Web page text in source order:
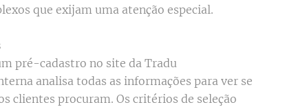
que exijam uma atenção especial.
pré-cadastro no site da Tradu
analisa todas as informações para ver se
clientes procuram. Os critérios de seleção